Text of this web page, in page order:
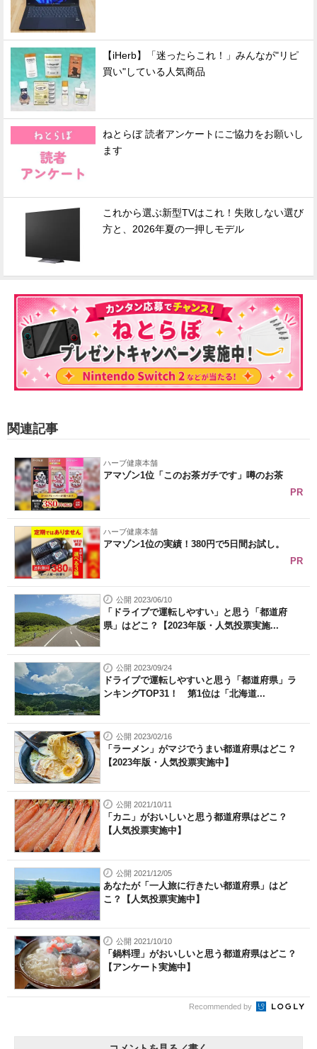
【iHerb】「迷ったらこれ！」みんなが"リピ
買い"している人気商品
ねとらぼ 読者アンケートにご協力をお願いし
ます
これから選ぶ新型TVはこれ！失敗しない選び
方と、2026年夏の一押しモデル
関連記事
ハーブ健康本舗
アマゾン1位「このお茶ガチです」噂のお茶
PR
ハーブ健康本舗
アマゾン1位の実績！380円で5日間お試し。
PR
公開 2023/06/10
「ドライブで運転しやすい」と思う「都道府
県」はどこ？【2023年版・人気投票実施...
公開 2023/09/24
ドライブで運転しやすいと思う「都道府県」ラ
ンキングTOP31！ 第1位は「北海道...
公開 2023/02/16
「ラーメン」がマジでうまい都道府県はどこ？
【2023年版・人気投票実施中】
公開 2021/10/11
「カニ」がおいしいと思う都道府県はどこ？
【人気投票実施中】
公開 2021/12/05
あなたが「一人旅に行きたい都道府県」はど
こ？【人気投票実施中】
公開 2021/10/10
「鍋料理」がおいしいと思う都道府県はどこ？
【アンケート実施中】
Recommended by